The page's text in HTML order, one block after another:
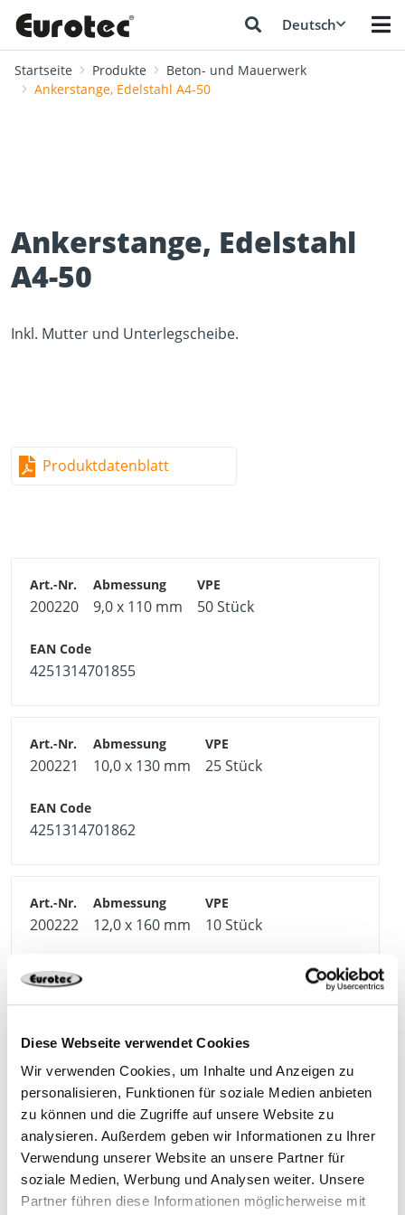
Diese Webseite verwendet Cookies
Wir verwenden Cookies, um Inhalte und Anzeigen zu
personalisieren, Funktionen für soziale Medien anbieten
zu können und die Zugriffe auf unsere Website zu
analysieren. Außerdem geben wir Informationen zu Ihrer
Verwendung unserer Website an unsere Partner für
soziale Medien, Werbung und Analysen weiter. Unsere
Partner führen diese Informationen möglicherweise mit
Deutsch
Startseite Produkte
Beton- und Mauerwerk
Ankerstange, Edelstahl A4-50
Ankerstange, Edelstahl
A4-50
Inkl. Mutter und Unterlegscheibe.
Produktdatenblatt
200220 9,0 x 110 mm 50 Stück
4251314701855
200221 10,0 x 130 mm 25 Stück
4251314701862
200222 12,0 x 160 mm 10 Stück
4251314701879
200223 16,0 x 190 mm 10 Stück
4251314701886